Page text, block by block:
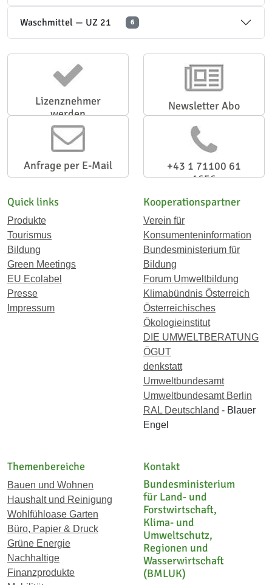
Waschmittel — UZ 21 6
Lizenznehmer
werden
Newsletter Abo
Anfrage per E-Mail
+43 1 71100 61
1656
Quick links
Produkte
Tourismus
Bildung
Green Meetings
EU Ecolabel
Presse
Impressum
Kooperationspartner
Verein für
Konsumenteninformation
Bundesministerium für
Bildung
Forum Umweltbildung
Klimabündnis Österreich
Österreichisches
Ökologieinstitut
DIE UMWELTBERATUNG
ÖGUT
denkstatt
Umweltbundesamt
Umweltbundesamt Berlin
RAL Deutschland - Blauer
Engel
Themenbereiche
Bauen und Wohnen
Haushalt und Reinigung
Wohlfühloase Garten
Büro, Papier & Druck
Grüne Energie
Nachhaltige
Finanzprodukte
Kontakt
Bundesministerium
für Land- und
Forstwirtschaft,
Klima- und
Umweltschutz,
Regionen und
Wasserwirtschaft
(BMLUK)